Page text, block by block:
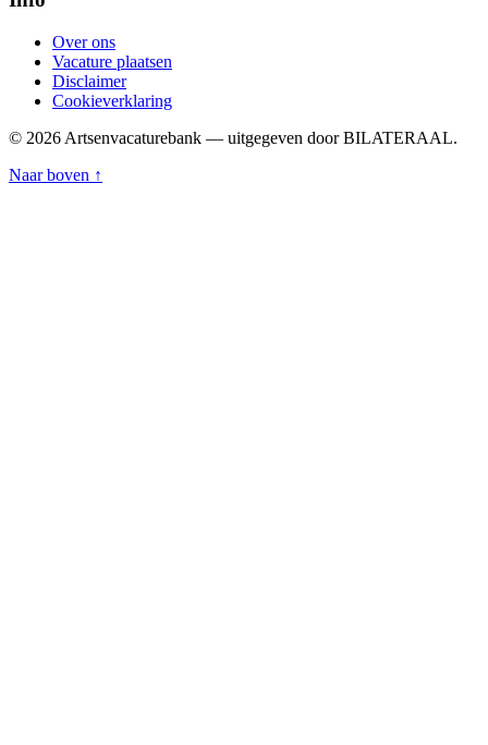
Over ons
Vacature plaatsen
Disclaimer
Cookieverklaring
© 2026 Artsenvacaturebank — uitgegeven door BILATERAAL.
Naar boven ↑